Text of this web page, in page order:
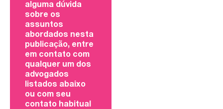
alguma dúvida
sobre os
assuntos
abordados nesta
publicação, entre
em contato com
qualquer um dos
advogados
listados abaixo
ou com seu
contato habitual